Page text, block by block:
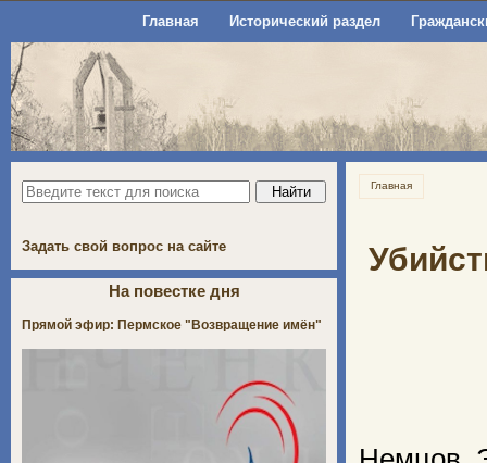
Главная Исторический раздел
Главная
Задать свой вопрос на сайте
На повестке дня
Прямой эфир: Пермское "Возвращение имён"